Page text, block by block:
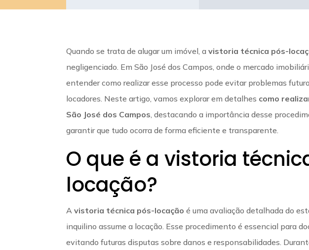
Quando se trata de alugar um imóvel, avistoria técnica pós-
negligenciado. Em São José dos Campos, onde o mercado
entender como realizar esse processo pode evitar problemas
locadores. Neste artigo, vamos explorar em detalhes como
São José dos Campos , destacando a importância desse
garantir que tudo ocorra de forma eficiente e transparente.
O que é a vistoria
locação?
Avistoria técnica pós-locação é uma avaliação detalhada do
inquilino assume a locação. Esse procedimento é essencial para
evitando futuras disputas sobre danos e responsabilidades.